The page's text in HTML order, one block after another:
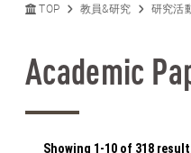
TOP 教員&研究 研究活
Academic